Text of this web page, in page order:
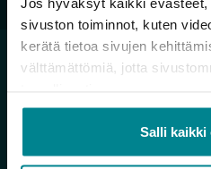
sivuston toiminnot, kuten
kerätä tietoa sivujen
välttämättömiä, jotta
Salli kaikki
Velkalinja
Hallitse
Minä